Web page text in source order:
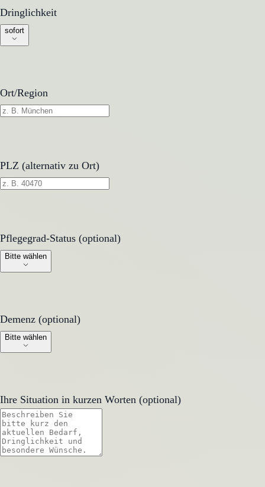
Dringlichkeit
Dringlichkeit
sofort
Ort/Region
PLZ (alternativ zu Ort)
Pflegegrad-Status (optional)
Pflegegrad-Status (optional)
Bitte wählen
Demenz (optional)
Demenz (optional)
Bitte wählen
Ihre Situation in kurzen Worten (optional)